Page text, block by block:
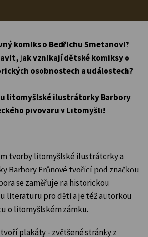
komiks o Bedřichu Smetanovi?
jak vznikají dětské komiksy o
osobnostech a událostech?
litomyšlské ilustrátorky Barbory
pivovaru v Litomyšli!
tvorby litomyšlské ilustrátorky a
Barbory Brůnové tvořící pod značkou
se zaměřuje na historickou
literaturu pro děti a je též autorkou
o litomyšlském zámku.
plakáty - zvětšené stránky z